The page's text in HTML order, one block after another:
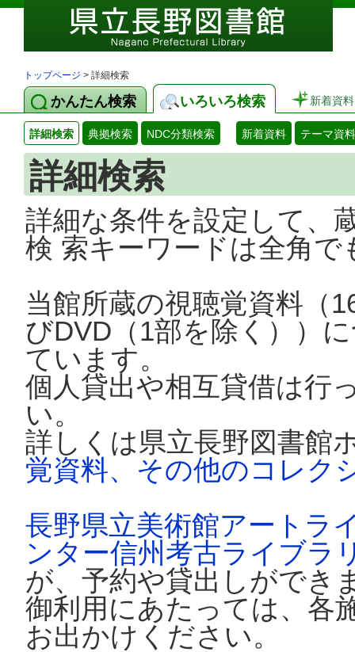
トップページ > 詳細検索
かんたん検索 いろいろ検索 新着資料
詳細検索 典拠検索 NDC分類検索 新着資料 テーマ資料
詳細検索
詳細な条件を設定して、
検 索キーワードは全角
当館所蔵の視聴覚資料（
びDVD（1部を除く））
ています。
個人貸出や相互貸借は行
い。
詳しくは県立長野図書館
覚資料、その他のコレク
長野県立美術館アートラ
ンター信州考古ライブラ
が、予約や貸出しができ
御利用にあたっては、各
お出かけください。